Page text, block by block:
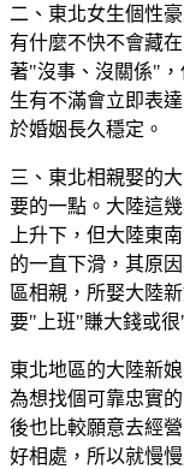
二、東北女生個性
有什麼不快不會藏
著"沒事、沒關係"
生有不滿會立即表
於婚姻長久穩定。
三、東北相親娶的
要的一點。大陸這
上升下，但大陸東
的一直下滑，其原
區相親，所娶大陸
要"上班"賺大錢或
東北地區的大陸新
為想找個可靠忠實
後也比較願意去經
好相處，所以就慢